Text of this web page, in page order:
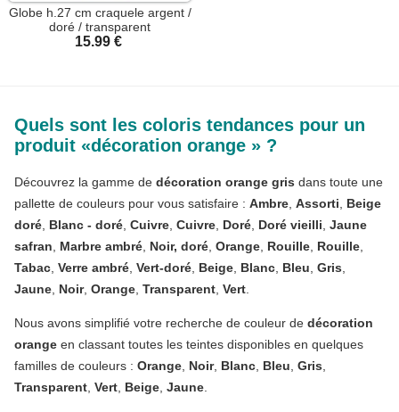
Quels sont les coloris tendances pour un
produit «décoration orange » ?
Découvrez la gamme de décoration orange gris dans toute une
pallette de couleurs pour vous satisfaire : Ambre Assorti
Beige
doré Blanc - doré Cuivre Cuivre Doré Doré vieilli Jaune
safran
Marbre ambré Noir, doré Orange Rouille Rouille
Tabac Verre ambré Vert-doré Beige Blanc Bleu Gris
Jaune Noir, Orange Transparent Vert
Nous avons simplifié votre recherche de couleur de décoration
orange en classant toutes les teintes disponibles en quelques
familles de couleurs : Orange Noir, Blanc Bleu Gris
Transparent Vert Beige Jaune
Globe h.27 cm craquele argent /
doré / transparent
15.99 €